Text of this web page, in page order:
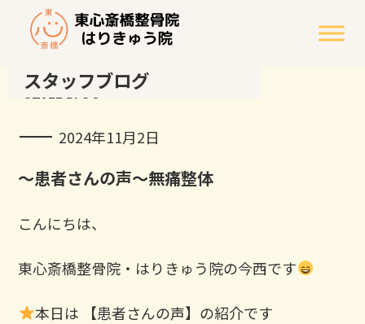
スタッフブログ
STAFF BLOG
2024年11月2日
～患者さんの声～無痛整体
こんにちは、
東心斎橋整骨院・はりきゅう院の今西です
本日は 【患者さんの声】の紹介です